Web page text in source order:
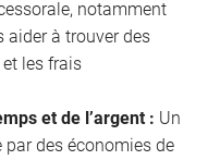
notamment
aider à trouver des
et les frais
et de l’argent : Un
des économies de